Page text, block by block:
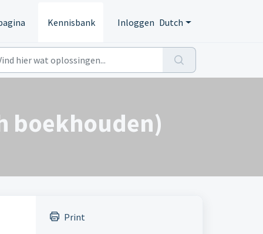
Kennisbank Inloggen Dutch
boekhouden)
Print